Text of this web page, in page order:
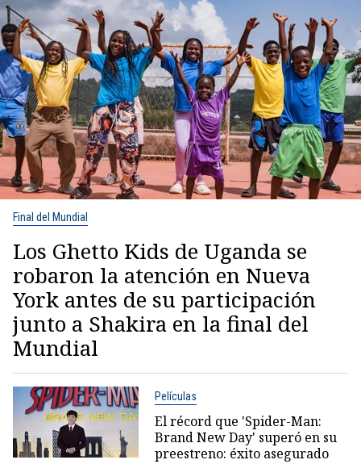
Final del Mundial
Los Ghetto Kids de Uganda se
robaron la atención en Nueva
York antes de su participación
junto a Shakira en la final del
Mundial
Películas
El récord que 'Spider-Man:
Brand New Day' superó en su
preestreno: éxito asegurado